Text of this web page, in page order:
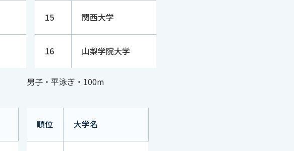
15 関西大学
16 山梨学院大学
男子・平泳ぎ・100m
順位 大学名